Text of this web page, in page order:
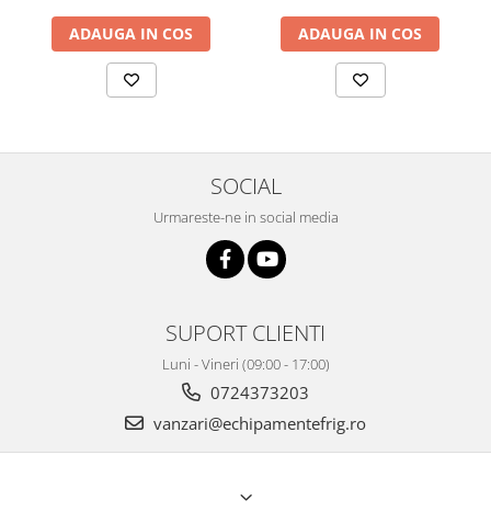
ADAUGA IN COS ADAUGA IN COS
SOCIAL
Urmareste-ne in social media
SUPORT CLIENTI
Luni - Vineri (09:00 - 17:00)
0724373203
vanzari@echipamentefrig.ro